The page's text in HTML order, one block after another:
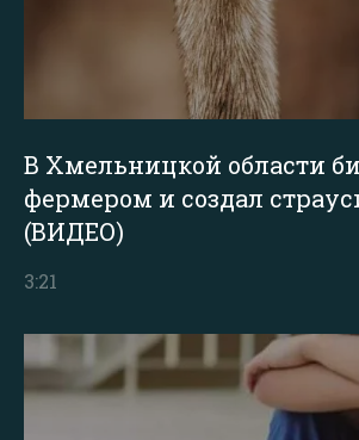
В Хмельницкой области
фермером и создал
(ВИДЕО)
3:21